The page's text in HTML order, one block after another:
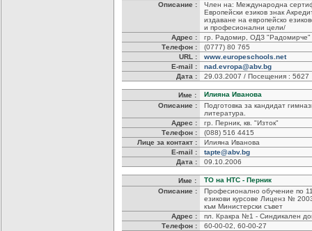
Описание :
Член на: Международна
Европейски езиков знак
издаване на европейско
и професионални цели/
Адрес :
гр. Радомир, ОДЗ "Радомирче"
Телефон :
(0777) 80 765
URL :
www.europeschools.net
E-mail :
nad.evropa@abv.bg
Дата :
29.03.2007 / Посещения : 5627
Име :
Илияна Иванова
Описание :
Подготовка за кандидат
литература.
Адрес :
гр. Перник, кв. "Изток"
Телефон :
(088) 516 4415
Лице за контакт :
Илияна Иванова
E-mail :
tapte@abv.bg
Дата :
09.10.2006
Име :
ТО на НТС - Перник
Описание :
Професионално обучение по
езикови курсове Лиценз №
към Министерски съвет
Адрес :
пл. Кракра №1 - Синдикален
Телефон :
60-00-02, 60-00-27